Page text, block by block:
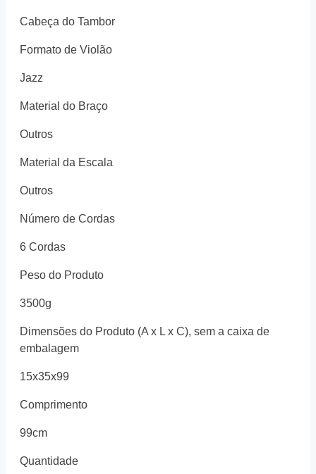
Cabeça do Tambor
Formato de Violão
Jazz
Material do Braço
Outros
Material da Escala
Outros
Número de Cordas
6 Cordas
Peso do Produto
3500g
Dimensões do Produto (A x L x C), sem a caixa de
embalagem
15x35x99
Comprimento
99cm
Quantidade